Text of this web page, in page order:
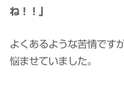
ね！！」
よくあるような苦情です
悩ませていました。